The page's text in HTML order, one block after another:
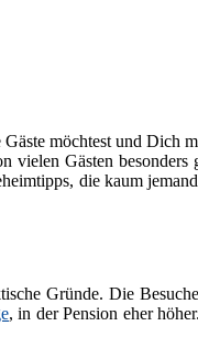
möchtest und Dich
Gästen besonders
die kaum
Gründe. Die
, in der Pension eher